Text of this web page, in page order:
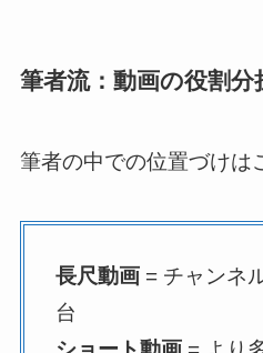
筆者流：動画の役割分
筆者の中での位置づけは
長尺動画 = チャンネ
台